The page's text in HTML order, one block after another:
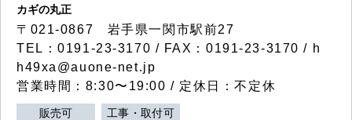
カギの丸正
〒021-0867 岩手県一関市駅前27
TEL：0191-23-3170 / FAX：0191-23-3170 / h
h49xa@auone-net.jp
営業時間：8:30〜19:00 / 定休日：不定休
販売可 工事・取付可